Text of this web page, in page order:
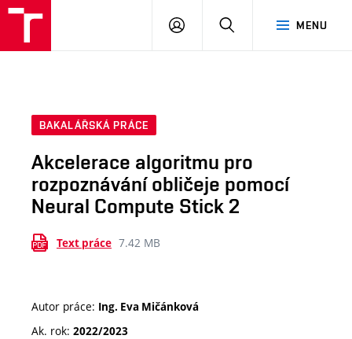
MENU
PŘIHLÁSIT
BAKALÁŘSKÁ PRÁCE
Akcelerace algoritmu pro
rozpoznávání obličeje pomocí
Neural Compute Stick 2
Text práce 7.42 MB
Autor práce: Ing. Eva Mičánková
Ak. rok: 2022/2023